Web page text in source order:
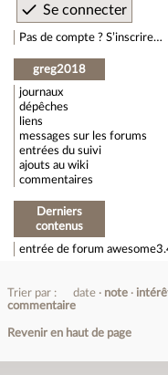
Pas de compte ? S’inscrire…
greg2018
journaux
dépêches
liens
messages sur les forums
entrées du suivi
ajouts au wiki
commentaires
Derniers
contenus
entrée de forum
Trier par : date note
commentaire
Revenir en haut de page